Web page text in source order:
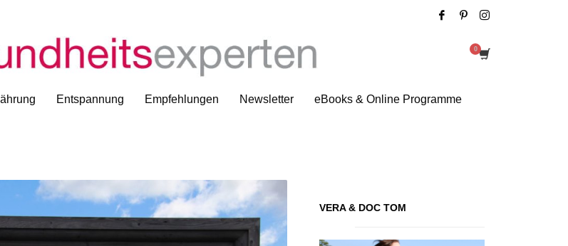
Entspannung Empfehlungen Newsletter eBooks & Online Programme
Tag: Yogalehrer
VERA & DOC TOM